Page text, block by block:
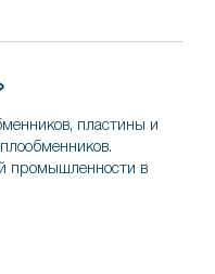
пластины и
промышленности в